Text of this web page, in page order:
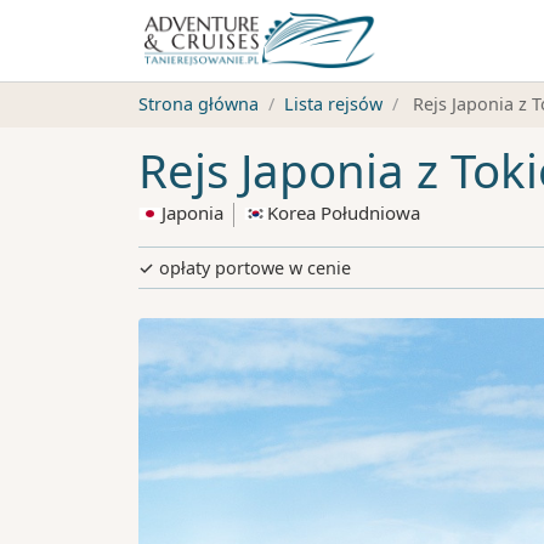
Strona główna Lista rejsów Rejs Japonia z
Rejs Japonia z
Japonia Korea Południowa
✓ opłaty portowe w cenie